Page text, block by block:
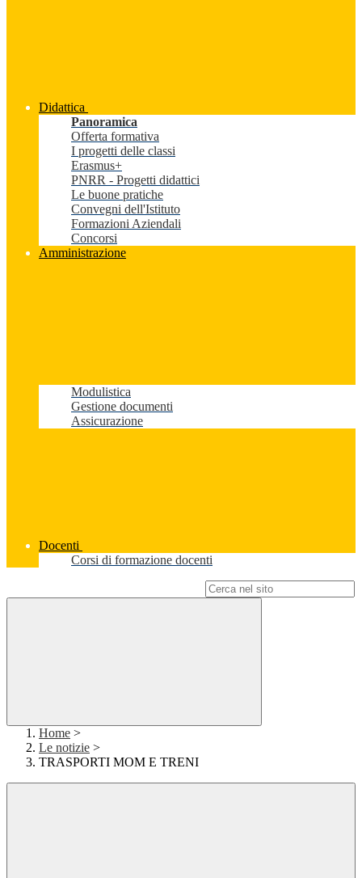
Didattica
Panoramica
Offerta formativa
I progetti delle classi
Erasmus+
PNRR - Progetti didattici
Le buone pratiche
Convegni dell'Istituto
Formazioni Aziendali
Concorsi
Amministrazione
Modulistica
Gestione documenti
Assicurazione
Docenti
Corsi di formazione docenti
Home >
Le notizie >
TRASPORTI MOM E TRENI